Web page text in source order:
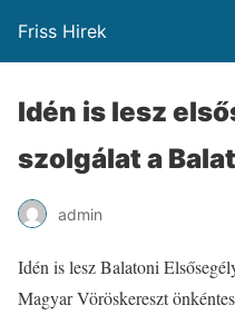
Friss Hirek
Idén is lesz
szolgálat a
admin
Idén is lesz Balatoni
Magyar Vöröskereszt